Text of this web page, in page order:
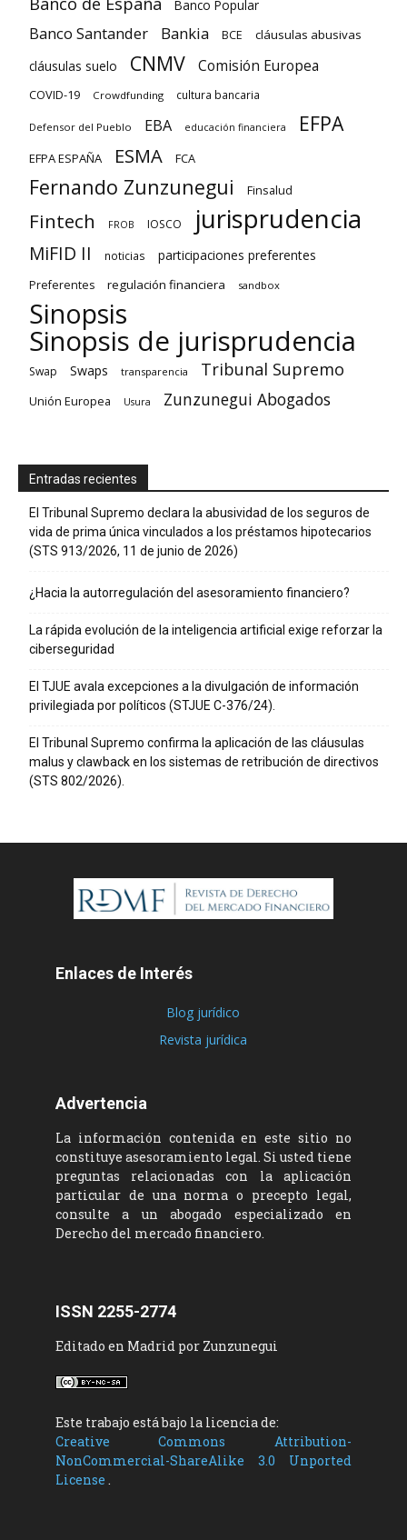
Banco Popular
Banco Santander Bankia BCE cláusulas abusivas
cláusulas suelo CNMV Comisión Europea
COVID-19 Crowdfunding cultura bancaria
Defensor del Pueblo EBA educación financiera EFPA
EFPA ESPAÑA ESMA FCA
Fernando Zunzunegui Finsalud
Fintech FROB IOSCO jurisprudencia
MiFID II noticias participaciones preferentes
Preferentes regulación financiera sandbox
Sinopsis
Sinopsis de jurisprudencia
Swap Swaps transparencia Tribunal Supremo
Unión Europea Usura Zunzunegui Abogados
Entradas recientes
El Tribunal Supremo declara la abusividad de los seguros de
vida de prima única vinculados a los préstamos hipotecarios
(STS 913/2026, 11 de junio de 2026)
¿Hacia la autorregulación del asesoramiento financiero?
La rápida evolución de la inteligencia artificial exige reforzar la
ciberseguridad
El TJUE avala excepciones a la divulgación de información
privilegiada por políticos (STJUE C-376/24).
El Tribunal Supremo confirma la aplicación de las cláusulas
malus y clawback en los sistemas de retribución de directivos
(STS 802/2026).
Enlaces de Interés
Blog jurídico
Revista jurídica
Advertencia
La información contenida en este sitio no
constituye asesoramiento legal. Si usted tiene
preguntas relacionadas con la aplicación
particular de una norma o precepto legal,
consulte a un abogado especializado en
Derecho del mercado financiero.
ISSN 2255-2774
Editado en Madrid por Zunzunegui
Este trabajo está bajo la licencia de:
Creative Commons Attribution-
NonCommercial-ShareAlike 3.0 Unported
License .